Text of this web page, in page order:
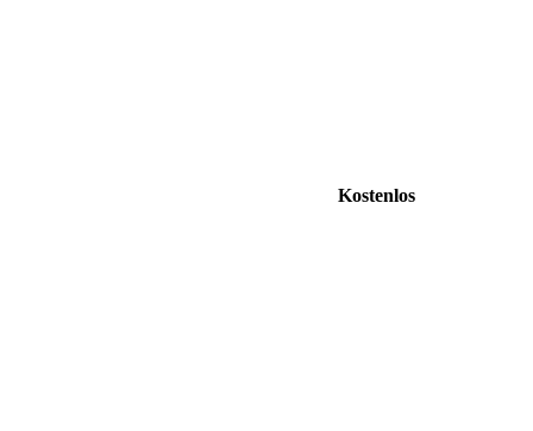
Kostenlos